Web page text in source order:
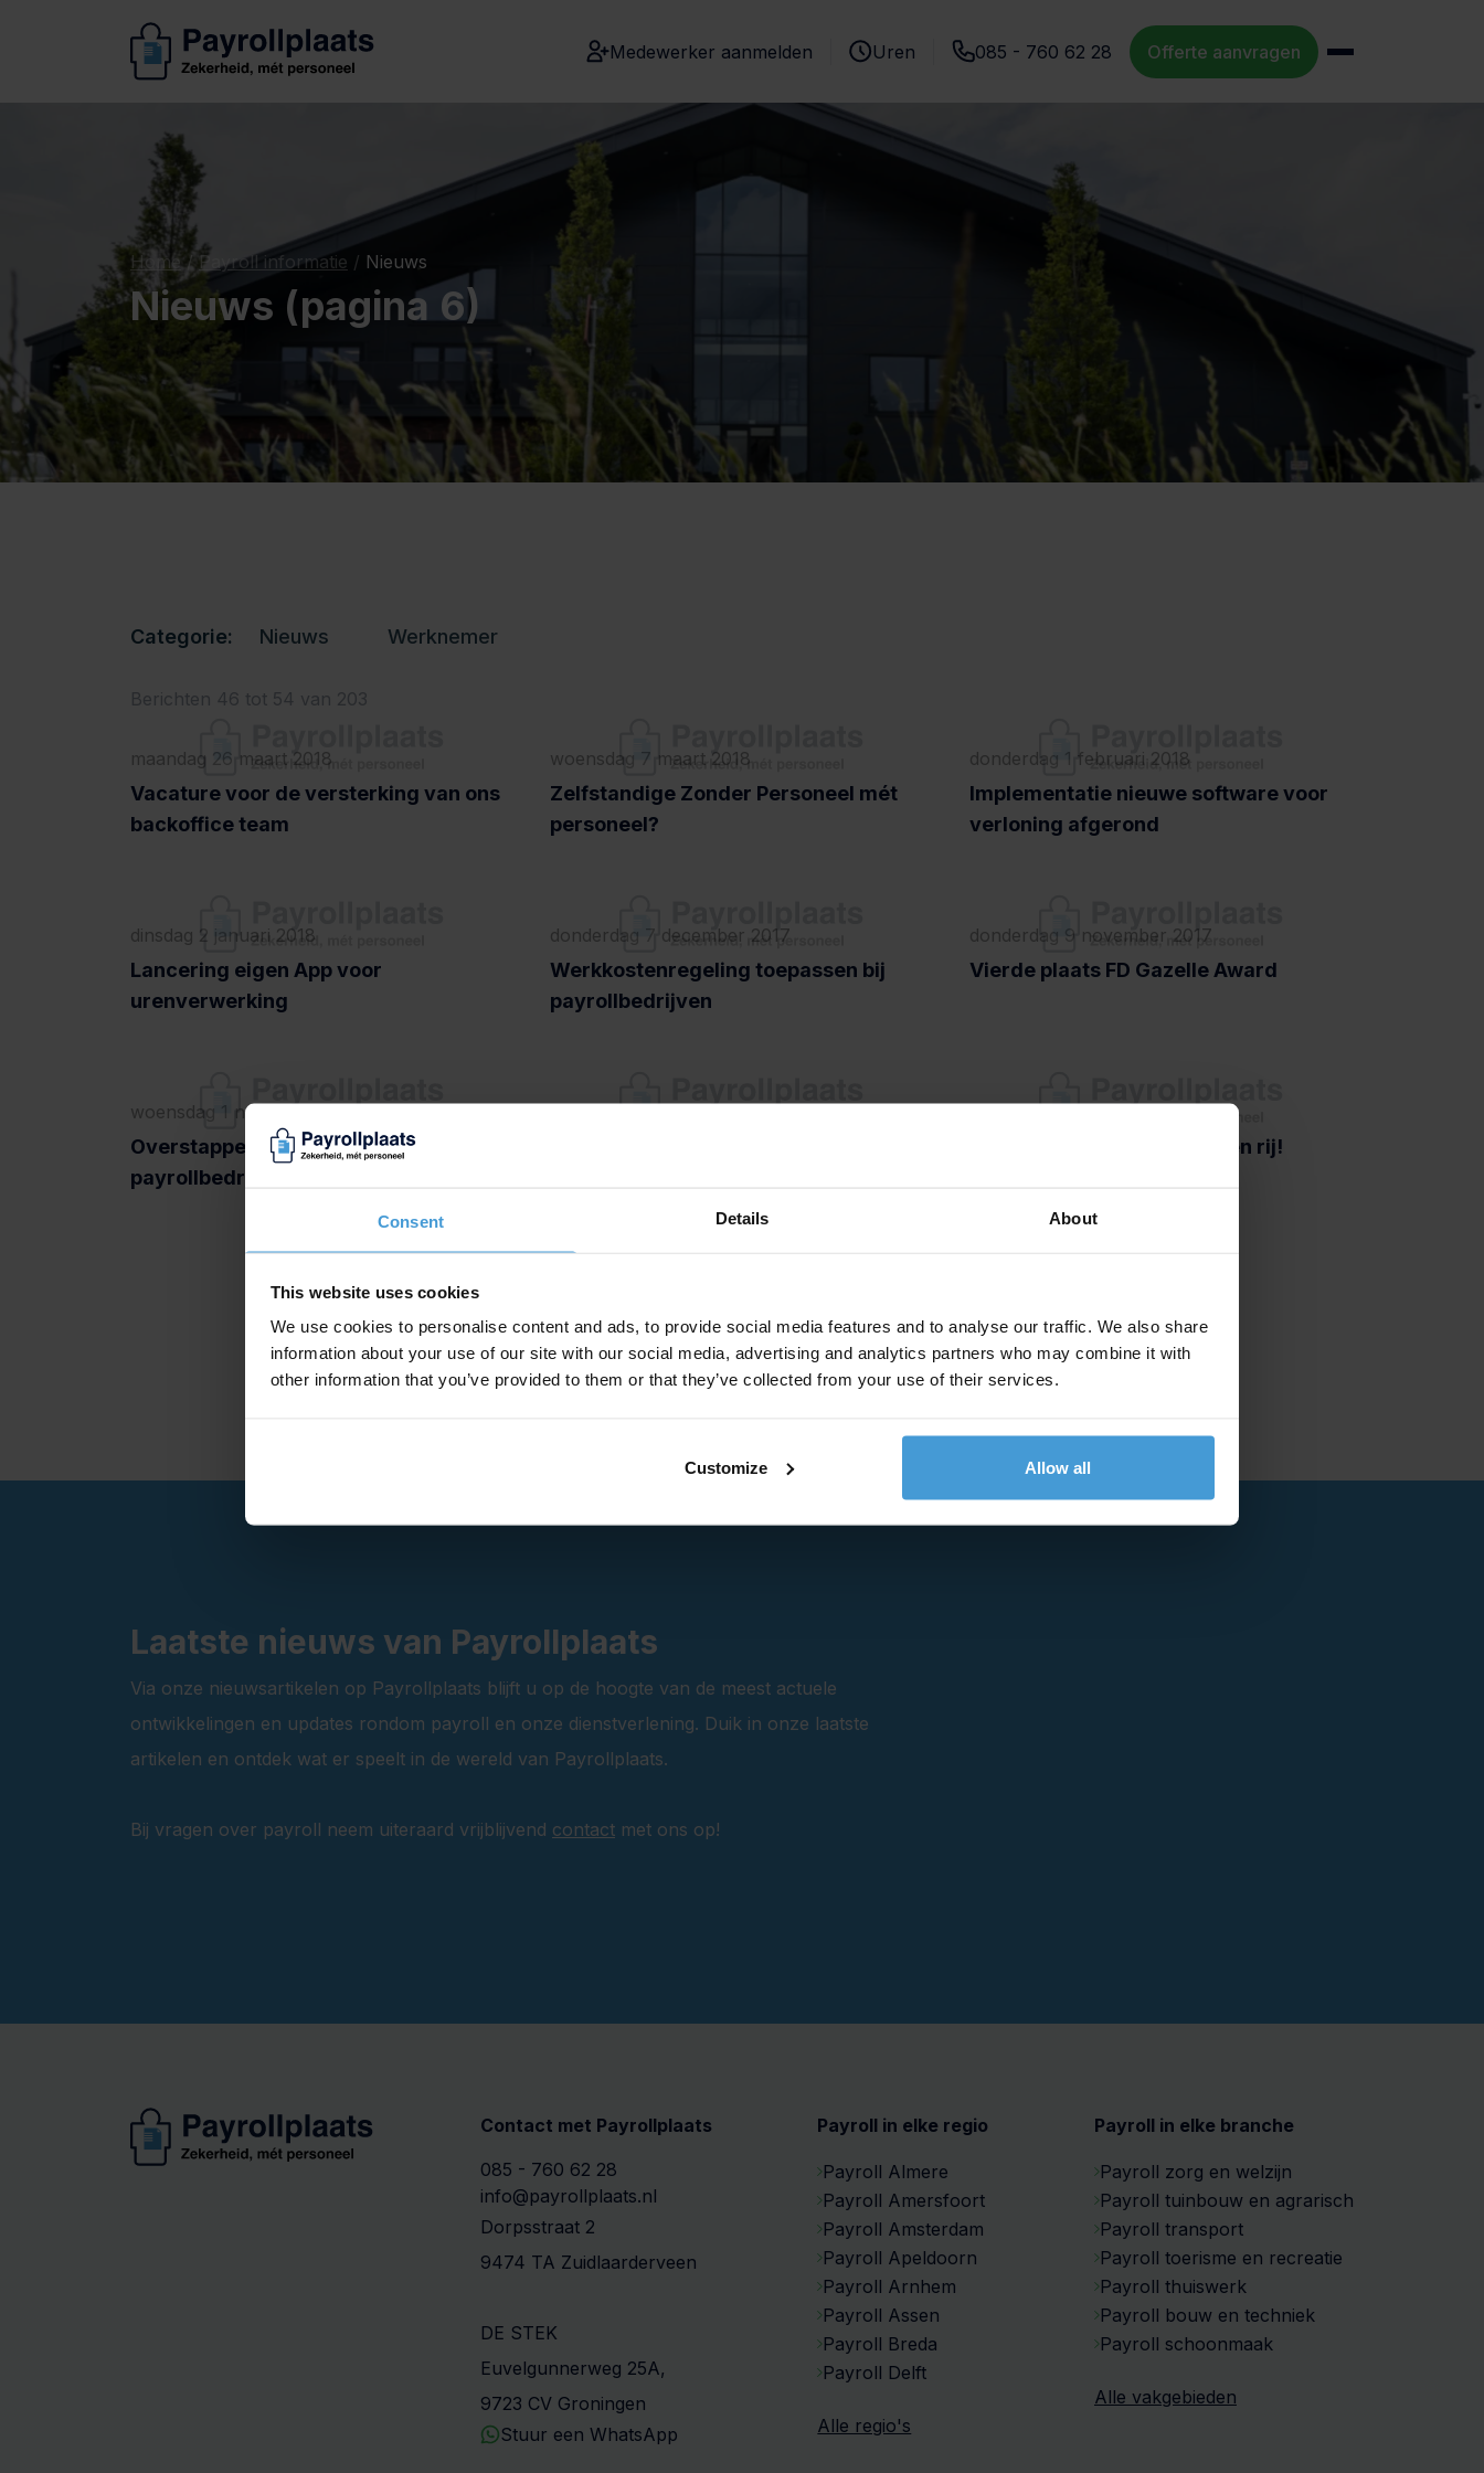
Consent Details About
This website uses cookies
We use cookies to personalise content and ads, to provide social media features and to analyse our traffic. We also share
information about your use of our site with our social media, advertising and analytics partners who may combine it with
other information that you’ve provided to them or that they’ve collected from your use of their services.
Customize Allow all
Medewerker aanmelden Uren 085 - 760 62 28 Offerte aanvragen
Home / Payroll informatie / Nieuws
Nieuws (pagina 6)
Categorie: Nieuws Werknemer
Berichten 46 tot 54 van 203
maandag 26 maart 2018
Vacature voor de versterking van ons
backoffice team
woensdag 7 maart 2018
Zelfstandige Zonder Personeel mét
personeel?
donderdag 1 februari 2018
Implementatie nieuwe software voor
verloning afgerond
dinsdag 2 januari 2018
Lancering eigen App voor
urenverwerking
donderdag 7 december 2017
Werkkostenregeling toepassen bij
payrollbedrijven
donderdag 9 november 2017
Vierde plaats FD Gazelle Award
woensdag 1 november 2017
Overstappen of switchen van
payrollbedrijf
FD Gazelle Award: vijf op een rij!
5 7 8 2223
Laatste nieuws van Payrollplaats
Via onze nieuwsartikelen op Payrollplaats blijft u op de hoogte van de meest actuele
ontwikkelingen en updates rondom payroll en onze dienstverlening. Duik in onze laatste
artikelen en ontdek wat er speelt in de wereld van Payrollplaats.
Bij vragen over payroll neem uiteraard vrijblijvend contact met ons op!
Contact met Payrollplaats
085 - 760 62 28
info@payrollplaats.nl
Dorpsstraat 2
9474 TA Zuidlaarderveen
DE STEK
Euvelgunnerweg 25A,
9723 CV Groningen
Stuur een WhatsApp
Payroll in elke regio
Payroll Almere
Payroll Amersfoort
Payroll Amsterdam
Payroll Apeldoorn
Payroll Arnhem
Payroll Assen
Payroll Breda
Payroll Delft
Alle regio's
Payroll in elke branche
Payroll zorg en welzijn
Payroll tuinbouw en agrarisch
Payroll transport
Payroll toerisme en recreatie
Payroll thuiswerk
Payroll bouw en techniek
Payroll schoonmaak
Alle vakgebieden